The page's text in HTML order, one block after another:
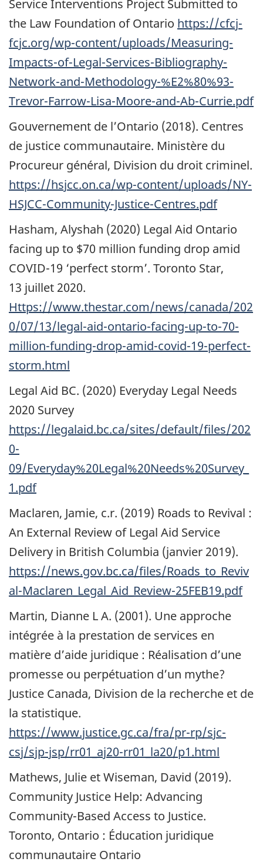
Service Interventions Project Submitted to
the Law Foundation of Ontario https://cfcj-
fcjc.org/wp-content/uploads/Measuring-
Impacts-of-Legal-Services-Bibliography-
Network-and-Methodology-%E2%80%93-
Trevor-Farrow-Lisa-Moore-and-Ab-Currie.pdf
Gouvernement de l’Ontario (2018). Centres
de justice communautaire. Ministère du
Procureur général, Division du droit criminel.
https://hsjcc.on.ca/wp-content/uploads/NY-
HSJCC-Community-Justice-Centres.pdf
Hasham, Alyshah (2020) Legal Aid Ontario
facing up to $70 million funding drop amid
COVID-19 ‘perfect storm’. Toronto Star,
13 juillet 2020.
Https://www.thestar.com/news/canada/202
0/07/13/legal-aid-ontario-facing-up-to-70-
million-funding-drop-amid-covid-19-perfect-
storm.html
Legal Aid BC. (2020) Everyday Legal Needs
2020 Survey
https://legalaid.bc.ca/sites/default/files/202
0-
09/Everyday%20Legal%20Needs%20Survey_
1.pdf
Maclaren, Jamie, c.r. (2019) Roads to Revival :
An External Review of Legal Aid Service
Delivery in British Columbia (janvier 2019).
https://news.gov.bc.ca/files/Roads_to_Reviv
al-Maclaren_Legal_Aid_Review-25FEB19.pdf
Martin, Dianne L A. (2001). Une approche
intégrée à la prestation de services en
matière d’aide juridique : Réalisation d’une
promesse ou perpétuation d’un mythe?
Justice Canada, Division de la recherche et de
la statistique.
https://www.justice.gc.ca/fra/pr-rp/sjc-
csj/sjp-jsp/rr01_aj20-rr01_la20/p1.html
Mathews, Julie et Wiseman, David (2019).
Community Justice Help: Advancing
Community-Based Access to Justice.
Toronto, Ontario : Éducation juridique
communautaire Ontario